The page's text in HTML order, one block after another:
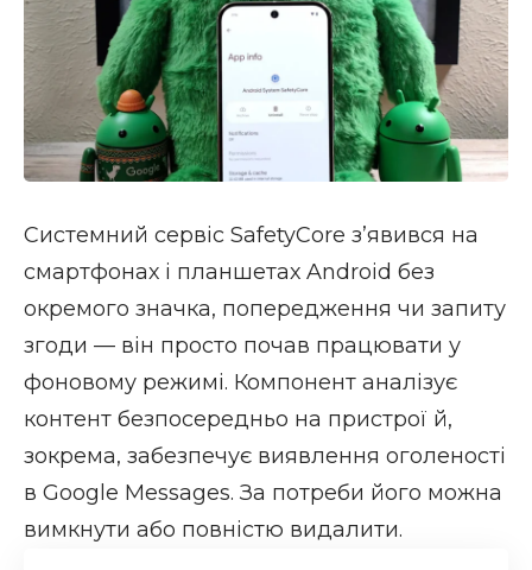
Системний сервіс SafetyCore зʼявився на
смартфонах і планшетах Android без
окремого значка, попередження чи запиту
згоди — він просто почав працювати у
фоновому режимі. Компонент аналізує
контент безпосередньо на пристрої й,
зокрема, забезпечує виявлення оголеності
в Google Messages. За потреби його можна
вимкнути або повністю видалити.